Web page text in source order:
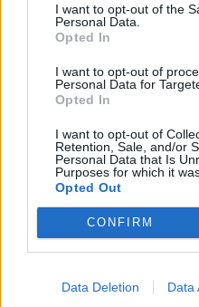
I want to opt-out of the
Personal Data.
Opted In
I want to opt-out of
Personal Data for
Opted In
I want to opt-out of
Retention, Sale, and/or
Personal Data that Is
Purposes for which it
Opted Out
CONFIRM
Data Deletion Data
Classic
Andamento
FVM attuale